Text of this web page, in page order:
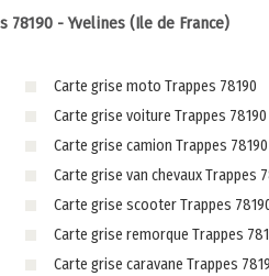
- Yvelines (Ile de France)
Carte grise moto Trappes 78190
Carte grise voiture Trappes 78190
Carte grise camion Trappes 78190
Carte grise van chevaux Trappes
Carte grise scooter Trappes
Carte grise remorque Trappes
Carte grise caravane Trappes